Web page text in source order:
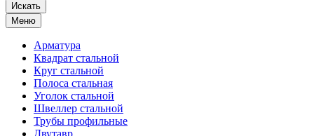
Искать
Меню
Арматура
Квадрат стальной
Круг стальной
Полоса стальная
Уголок стальной
Швеллер стальной
Трубы профильные
Двутавр